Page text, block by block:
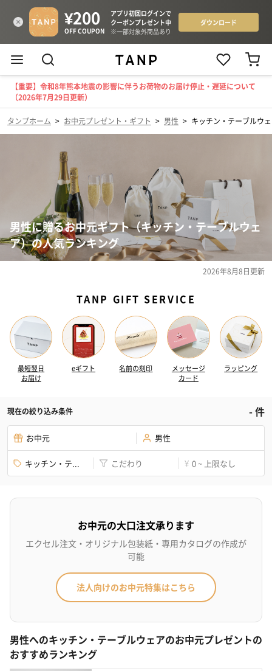
【重要】令和8年熊本地震の影響に伴うお荷物のお届け停止・遅延について
（2026年7月29日更新）
タンプホーム > お中元プレゼント・ギフト > 男性 > キッチン・テーブルウ
男性に贈るお中元ギフト（キッチン・テーブルウェ
ア）の人気ランキング
2026年8月8日更新
TANP GIFT SERVICE
最短翌日
お届け
eギフト 名前の刻印
メッセージ
カード
ラッピング
現在の絞り込み条件 -件
お中元 男性
キッチン・テ... こだわり ¥ 0 ~ 上限なし
お中元の大口注文承ります
エクセル注文・オリジナル包装紙・専用カタログの作成が
可能
法人向けのお中元特集はこちら
男性へのキッチン・テーブルウェアのお中元プレゼントの
おすすめランキング